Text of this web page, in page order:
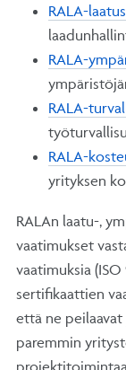
RALA-
RALA-
RALA-
RALA-
yrityksen
RALAn laatu-,
vaatimukset
vaatimuksia (ISO
sertifikaattien
että ne
paremmin